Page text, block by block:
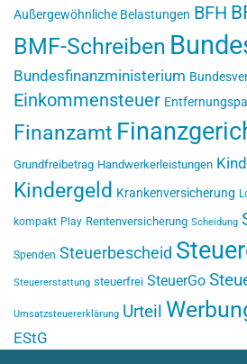
Außergewöhnliche Belastungen BFH
BMF-Schreiben
Bundesfinanzministerium
Einkommensteuer
Finanzamt
Grundfreibetrag Handwerkerleistungen
Kindergeld Krankenversicherung
kompakt Play Rentenversicherung Scheidung
Spenden Steuerbescheid
Steuererstattung steuerfrei SteuerGo
Umsatzsteuererklärung Urteil
EStG